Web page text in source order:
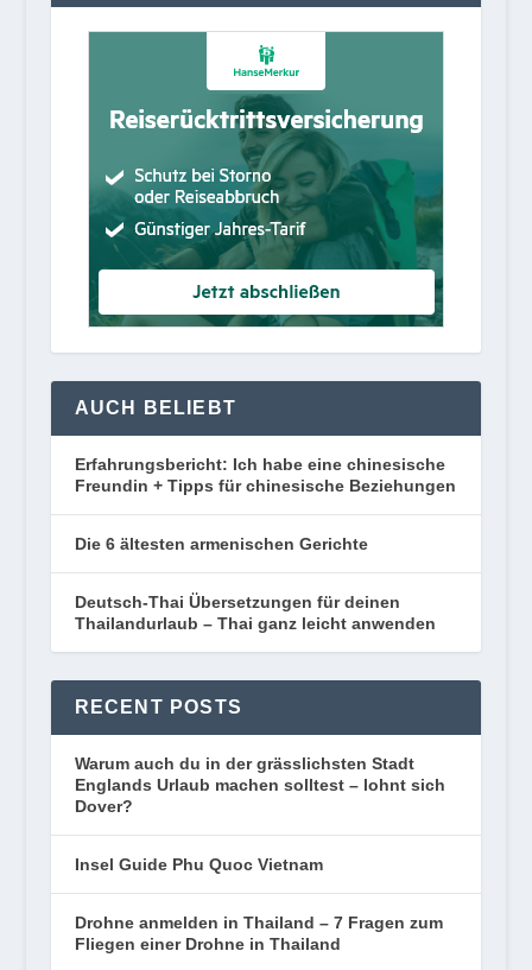
AUCH BELIEBT
Erfahrungsbericht: Ich habe eine chinesische
Freundin + Tipps für chinesische Beziehungen
Die 6 ältesten armenischen Gerichte
Deutsch-Thai Übersetzungen für deinen
Thailandurlaub – Thai ganz leicht anwenden
RECENT POSTS
Warum auch du in der grässlichsten Stadt
Englands Urlaub machen solltest – lohnt sich
Dover?
Insel Guide Phu Quoc Vietnam
Drohne anmelden in Thailand – 7 Fragen zum
Fliegen einer Drohne in Thailand